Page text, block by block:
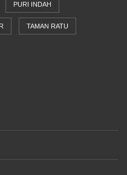
PURI INDAH
TAMAN RATU